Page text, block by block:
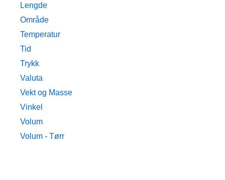
Lengde
Område
Temperatur
Tid
Trykk
Valuta
Vekt og Masse
Vinkel
Volum
Volum - Tørr